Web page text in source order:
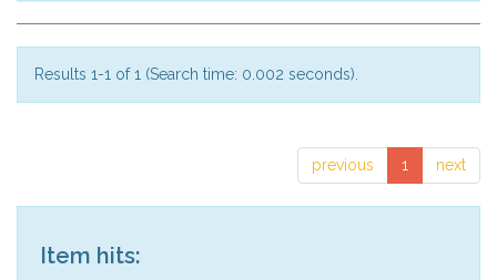
Results 1-1 of 1 (Search time: 0.002 seconds).
previous 1 next
Item hits: